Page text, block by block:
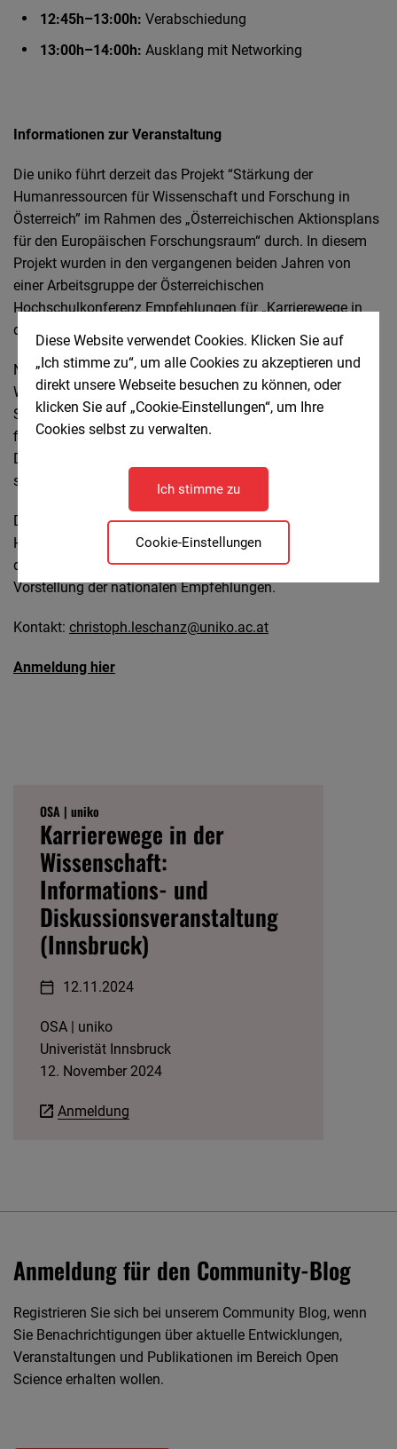
12:45h–13:00h: Verabschiedung
13:00h–14:00h: Ausklang mit Networking
Informationen zur Veranstaltung
Die uniko führt derzeit das Projekt “Stärkung der
Humanressourcen für Wissenschaft und Forschung in
Österreich” im Rahmen des „Österreichischen Aktionsplans
für den Europäischen Forschungsraum“ durch. In diesem
Projekt wurden in den vergangenen beiden Jahren von
einer Arbeitsgruppe der Österreichischen
Hochschulkonferenz Empfehlungen für „Karrierewege in
der Wissenschaft und Research Assessment“ erarbeitet.
Nach einer ersten erfolgreichen Vorstellung am 11. April in
Wien sollen diese Ergebnisse nun einem breiteren
Stakeholder:innenkreis bekannt gemacht werden. Daher
finden im Herbst 2024 Informations- bzw.
Diskussionsveranstaltungen an drei Hochschulstandorten
statt (Graz, Linz und Innsbruck).
Dabei werden mit Expert:innen aus verschiedenen
Hochschulen aktuelle Entwicklungen in diesem Feld sowie
die erarbeiteten Ergebnisse diskutiert. Zudem erfolgt eine
Vorstellung der nationalen Empfehlungen.
Kontakt: christoph.leschanz@uniko.ac.at
Anmeldung hier
OSA | uniko
Karrierewege in der
Wissenschaft:
Informations- und
Diskussionsveranstaltung
(Innsbruck)
12.11.2024
OSA | uniko
Univeristät Innsbruck
12. November 2024
Anmeldung
Anmeldung für den Community-Blog
Registrieren Sie sich bei unserem Community Blog, wenn
Sie Benachrichtigungen über aktuelle Entwicklungen,
Veranstaltungen und Publikationen im Bereich Open
Science erhalten wollen.
Diese Website verwendet Cookies. Klicken Sie auf
„Ich stimme zu“, um alle Cookies zu akzeptieren und
direkt unsere Webseite besuchen zu können, oder
klicken Sie auf „Cookie-Einstellungen“, um Ihre
Cookies selbst zu verwalten.
Ich stimme zu
Cookie-Einstellungen